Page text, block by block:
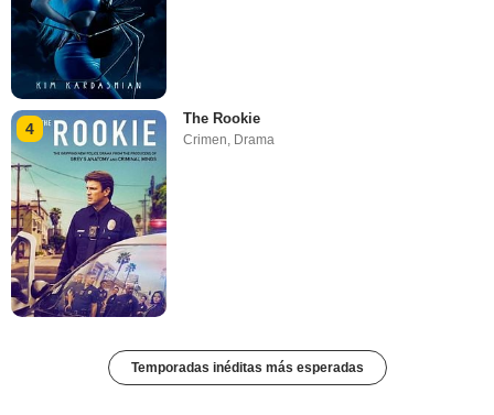
4
The Rookie
Crimen, Drama
Temporadas inéditas más esperadas